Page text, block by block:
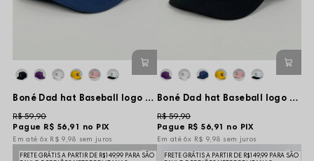
Boné Dad hat Baseball logo Basic - Azul Escuro
Pague R$ 56,91 no PIX
R$ 59,90
6x R$ 9,98 sem juros
Boné Dad hat Baseball logo Basic - Preto
Pague R$ 56,91 no PIX
R$ 59,90
6x R$ 9,98 sem juros
FRETE GRÁTIS A PARTIR DE R$149,99 PARA SÃO
FRETE GRÁTIS A PARTIR DE R$149,99 PARA SÃO